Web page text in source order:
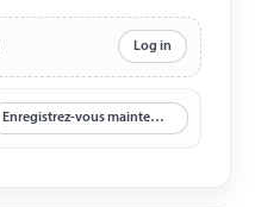
Log in
Enregistrez-vous maintenant